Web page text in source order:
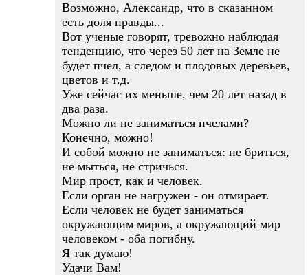
Возможно, Александр, что в сказанном
есть доля правды...
Вот ученые говорят, тревожно наблюдая
тенденцию, что через 50 лет на Земле не
будет пчел, а следом и плодовых деревьев,
цветов и т.д.
Уже сейчас их меньше, чем 20 лет назад в
два раза.
Можно ли не заниматься пчелами?
Конечно, можно!
И собой можно не заниматься: не бриться,
не мыться, не стричься.
Мир прост, как и человек.
Если орган не нагружен - он отмирает.
Если человек не будет заниматься
окружающим миров, а окружающий мир
человеком - оба погибну.
Я так думаю!
Удачи Вам!